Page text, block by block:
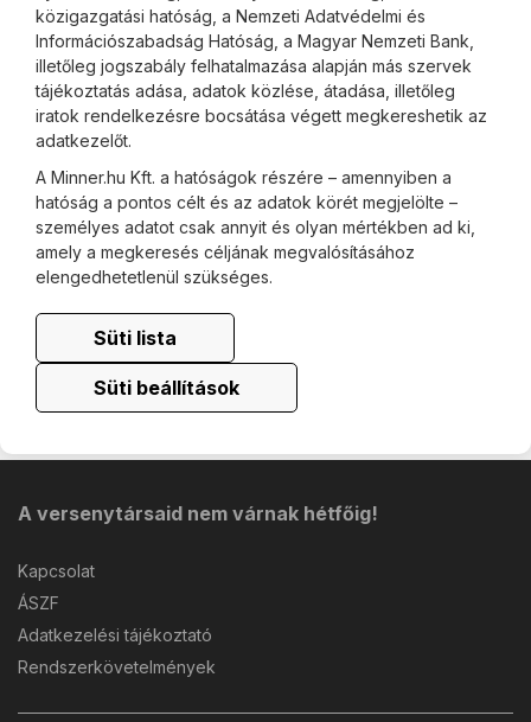
közigazgatási hatóság, a Nemzeti Adatvédelmi és
Információszabadság Hatóság, a Magyar Nemzeti Bank,
illetőleg jogszabály felhatalmazása alapján más szervek
tájékoztatás adása, adatok közlése, átadása, illetőleg
iratok rendelkezésre bocsátása végett megkereshetik az
adatkezelőt.
A Minner.hu Kft. a hatóságok részére – amennyiben a
hatóság a pontos célt és az adatok körét megjelölte –
személyes adatot csak annyit és olyan mértékben ad ki,
amely a megkeresés céljának megvalósításához
elengedhetetlenül szükséges.
Süti lista
Süti beállítások
A versenytársaid nem várnak hétfőig!
Kapcsolat
ÁSZF
Adatkezelési tájékoztató
Rendszerkövetelmények